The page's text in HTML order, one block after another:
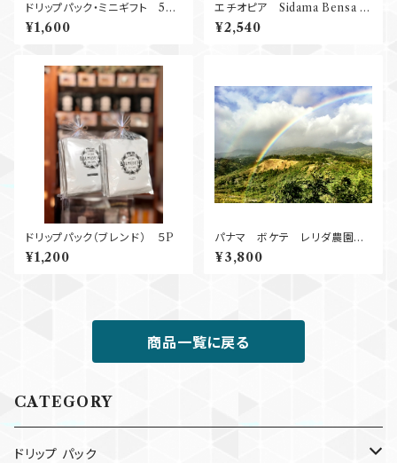
ドリップパック・ミニギフト 5袋
入り
¥1,600
エチオピア Sidama Bensa S
hantawene Natural G１ 25
0g
¥2,540
ドリップパック（ブレンド） ５P
¥1,200
パナマ ボケテ レリダ農園
Natural
¥3,800
商品一覧に戻る
CATEGORY
ドリップ パック